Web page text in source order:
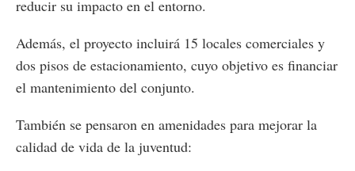
reducir su impacto en el entorno.
Además, el proyecto incluirá 15 locales comerciales y
dos pisos de estacionamiento, cuyo objetivo es financiar
el mantenimiento del conjunto.
También se pensaron en amenidades para mejorar la
calidad de vida de la juventud: